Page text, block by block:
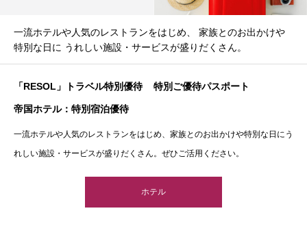
一流ホテルや人気のレストランをはじめ、 家族とのお出かけや
特別な日に うれしい施設・サービスが盛りだくさん。
「RESOL」トラベル特別優待 特別ご優待パスポート
帝国ホテル：特別宿泊優待
一流ホテルや人気のレストランをはじめ、家族とのお出かけや特別な日にう
れしい施設・サービスが盛りだくさん。ぜひご活用ください。
ホテル